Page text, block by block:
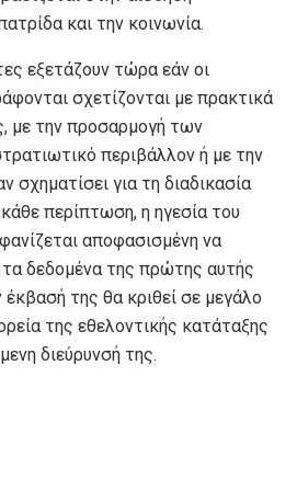
και την κοινωνία.
εξετάζουν τώρα εάν οι
σχετίζονται με πρακτικά
με την προσαρμογή των
περιβάλλον ή με την
σχηματίσει για τη διαδικασία
περίπτωση, η ηγεσία του
αποφασισμένη να
δεδομένα της πρώτης αυτής
της θα κριθεί σε μεγάλο
της εθελοντικής κατάταξης
διεύρυνσή της.